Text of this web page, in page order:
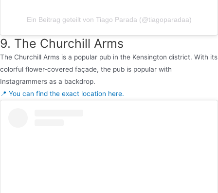
Ein Beitrag geteilt von Tiago Parada (@tiagoparadaa)
9. The Churchill Arms
The Churchill Arms is a popular pub in the Kensington district. With its
colorful flower-covered façade, the pub is popular with
Instagrammers as a backdrop.
📍 You can find the exact location here.